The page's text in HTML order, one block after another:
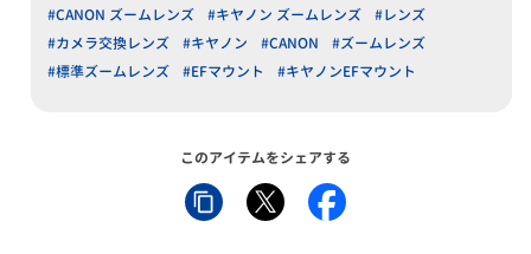
#CANON ズームレンズ #キヤノン ズームレンズ
#レンズ
#カメラ交換レンズ
#キヤノン #CANON
#ズームレンズ
#標準ズームレンズ
#EFマウント #キヤノンEFマウント
このアイテムをシェアする